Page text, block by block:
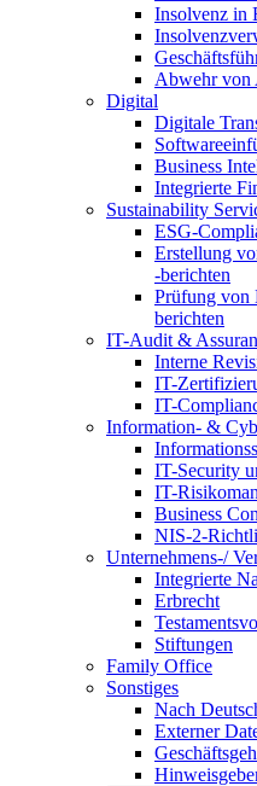
Insolvenz in
Abwehr von
Digital
Digitale
Business
Integrierte
Sustainability
ESG-
Erstellung
-berichten
Prüfung von
berichten
IT-Audit &
Interne
IT-
IT-
Information- &
IT-Security
IT-
Business
NIS-2-
Unternehmens-/
Integrierte
Erbrecht
Stiftungen
Family Office
Sonstiges
Nach
Externer